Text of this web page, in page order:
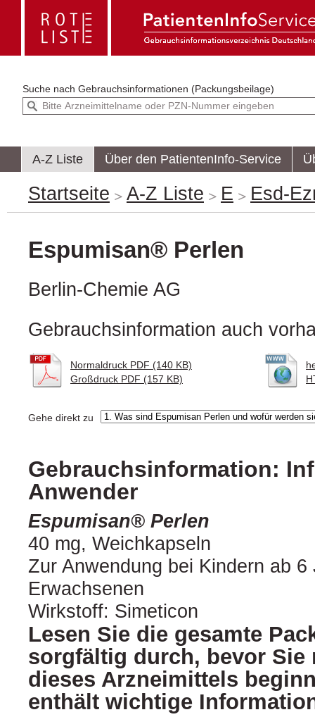
Suche nach Gebrauchsinformationen (Packungsbeilage)
A-Z Liste Über den PatientenInfo-Service
Startseite A-Z Liste E Esd-
Espumisan® Perlen
Berlin-Chemie AG
Gebrauchsinformation auch
Normaldruck PDF (140 KB)
Großdruck PDF (157 KB)
Gehe direkt zu
Gebrauchsinformation:
Anwender
Espumisan® Perlen
40 mg, Weichkapseln
Zur Anwendung bei Kindern ab 6
Erwachsenen
Wirkstoff: Simeticon
Lesen Sie die gesamte
sorgfältig durch, bevor Sie
dieses Arzneimittels
enthält wichtige